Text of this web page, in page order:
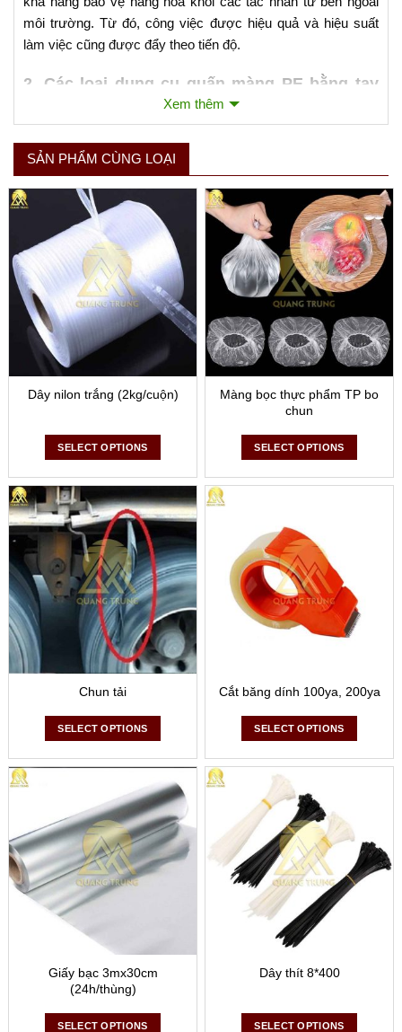
môi trường. Từ đó, công việc được hiệu quả và hiệu suất
làm việc cũng được đẩy theo tiến độ.
2. Các loại dụng cụ quấn màng PE bằng tay
Dụng cụ quấn màng PE tay cầm
Dụng cụ có tay cầm chắc chắn, dùng để sử dụng được cho
cuộn PE kích thước lớn, cuộn hàng kích thước vừa và lớn
thuận tiện, dễ dàng.
Dụng cụ quấn màng PE bàn xoay
Dụng cụ bàn quấn màng PE là sản phẩm giúp thao tác quấn
màng PE cực kỳ nhanh, tăng năng suất công việc và giảm
thiểu sức lao động.
Dụng cụ quấn màng PE cán dài
Xem thêm
Xem thêm
SẢN PHẨM CÙNG LOẠI
Dây nilon trắng (2kg/cuộn)
SELECT OPTIONS
Màng bọc thực phẩm TP bo
chun
SELECT OPTIONS
Chun tải
SELECT OPTIONS
Cắt băng dính 100ya, 200ya
SELECT OPTIONS
Giấy bạc 3mx30cm
(24h/thùng)
SELECT OPTIONS
Dây thít 8*400
SELECT OPTIONS